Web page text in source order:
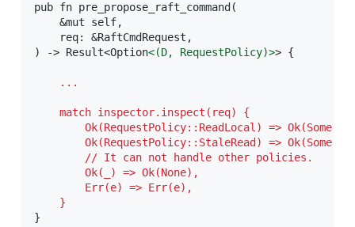
pub fn pre_propose_raft_command(
    &mut self,
    req: &RaftCmdRequest,
) -> Result<Option<(D, RequestPolicy)>> {
    ...
    match inspector.inspect(req) {
Ok(RequestPolicy::ReadLocal) =>
Ok(RequestPolicy::StaleRead) =>
        // It can not handle other policies.
        Ok(_) => Ok(None),
        Err(e) => Err(e),
    }
}